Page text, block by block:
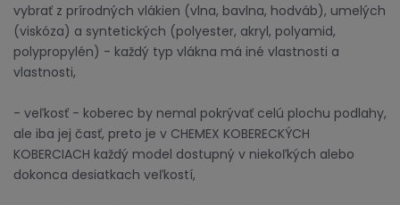
vybrať z prírodných vlákien (vlna, bavlna, hodváb), umelých
(viskóza) a syntetických (polyester, akryl, polyamid,
polypropylén) - každý typ vlákna má iné vlastnosti a
vlastnosti,
- veľkosť - koberec by nemal pokrývať celú plochu podlahy,
ale iba jej časť, preto je v CHEMEX KOBERECKÝCH
KOBERCIACH každý model dostupný v niekoľkých alebo
dokonca desiatkach veľkostí,